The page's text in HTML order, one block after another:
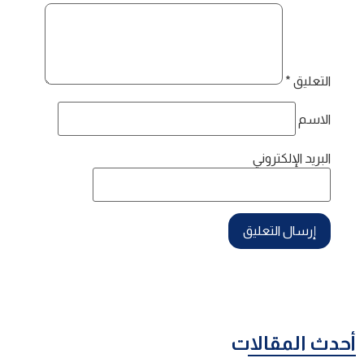
التعليق *
الاسم
البريد الإلكتروني
أحدث المقالات